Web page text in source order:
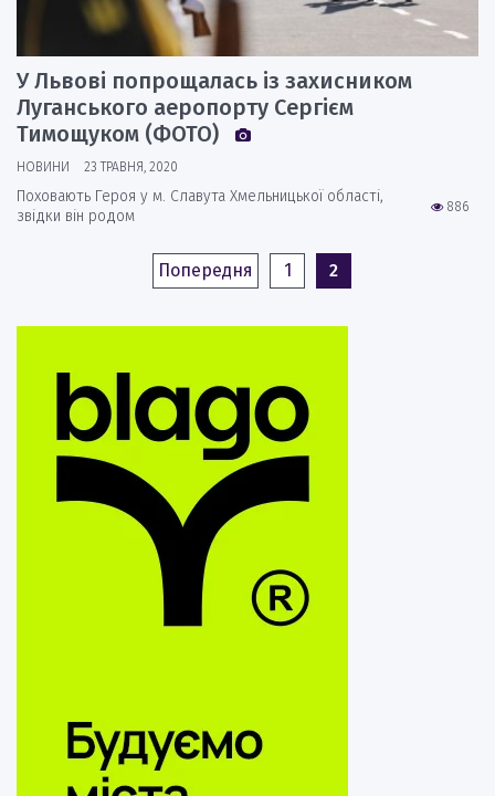
У Львові попрощалась із захисником
Луганського аеропорту Сергієм
Тимощуком (ФОТО)
НОВИНИ 23 ТРАВНЯ, 2020
886
Поховають Героя у м. Славута Хмельницької області,
звідки він родом
Попередня 1 2